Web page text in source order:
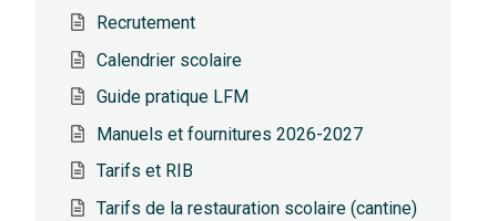
Recrutement
Calendrier scolaire
Guide pratique LFM
Manuels et fournitures 2026-2027
Tarifs et RIB
Tarifs de la restauration scolaire (cantine)